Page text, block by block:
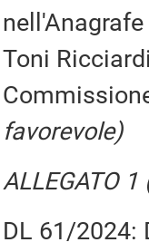
Toni
favorevole)
ALLEGATO
DL 61/2024: